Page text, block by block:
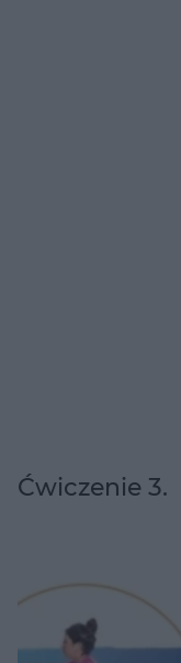
Ćwiczenie 3.